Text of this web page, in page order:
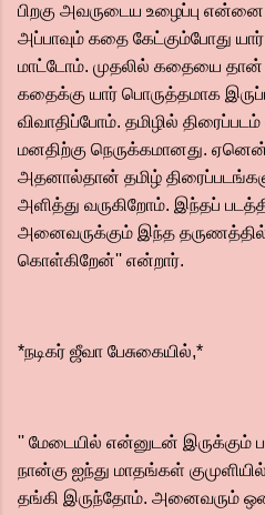
பிறகு அவருடைய உழைப்பு
அப்பாவும் கதை கேட்கும்போது
மாட்டோம். முதலில் கதையை
கதைக்கு யார் பொருத்தமாக
விவாதிப்போம். தமிழில்
மனதிற்கு நெருக்கமானது.
அதனால்தான் தமிழ்
அளித்து வருகிறோம். இந்தப்
அனைவருக்கும் இந்த தருணத்தில்
கொள்கிறேன்'' என்றார்.
*நடிகர் ஜீவா பேசுகையில்,*
'' மேடையில் என்னுடன் இருக்கும்
நான்கு ஐந்து மாதங்கள்
தங்கி இருந்தோம். அனைவரும்